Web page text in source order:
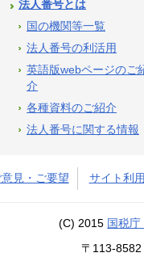
法人番号とは
国の機関等一覧
法人番号の利活用
英語版webページのご
介
各種資料のご紹介
法人番号に関する情報
意見・ご要望 サイト利
(C) 2015 国税
〒113-